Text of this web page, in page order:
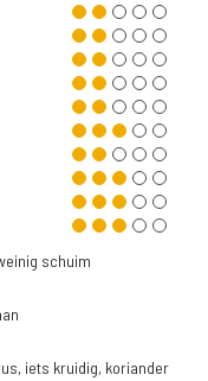
schuim
iets kruidig, koriander